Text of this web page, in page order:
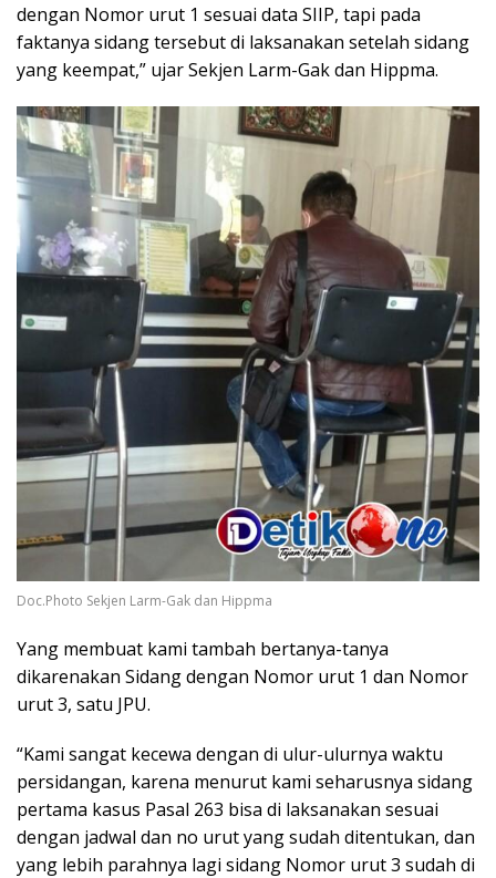
dengan Nomor urut 1 sesuai data SIIP, tapi pada
faktanya sidang tersebut di laksanakan setelah sidang
yang keempat,” ujar Sekjen Larm-Gak dan Hippma.
Doc.Photo Sekjen Larm-Gak dan Hippma
Yang membuat kami tambah bertanya-tanya
dikarenakan Sidang dengan Nomor urut 1 dan Nomor
urut 3, satu JPU.
“Kami sangat kecewa dengan di ulur-ulurnya waktu
persidangan, karena menurut kami seharusnya sidang
pertama kasus Pasal 263 bisa di laksanakan sesuai
dengan jadwal dan no urut yang sudah ditentukan, dan
yang lebih parahnya lagi sidang Nomor urut 3 sudah di